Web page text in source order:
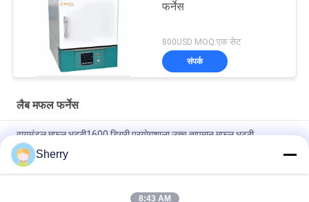
फर्नेस
800USD MOQ:एक सेट
संपर्क
लैब मफल फर्नेस
वायुमंडल मफल भट्ठी1600 डिग्री प्रयोगशाला उच्च तापमान मफल भट्ठी
प्रोग्राम करने योग्य एलसीडी टच स्क्रीन उच्च सटीक 1000 डिग्री उच्च तापमान
कक्ष मफल भट्ठी
Sherry
8:43 AM